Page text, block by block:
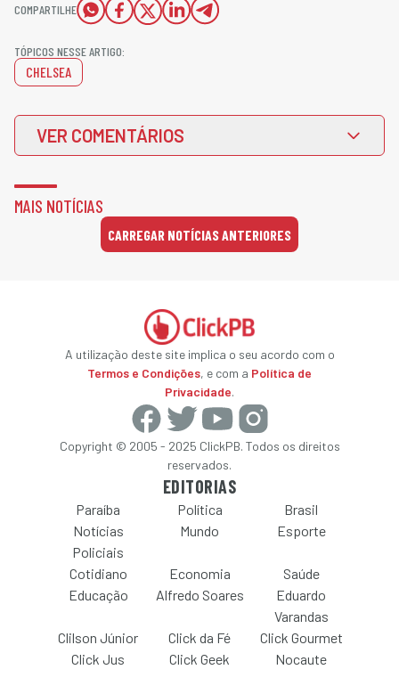
COMPARTILHE
TÓPICOS NESSE ARTIGO:
CHELSEA
VER COMENTÁRIOS
MAIS NOTÍCIAS
CARREGAR NOTÍCIAS ANTERIORES
A utilização deste site implica o seu acordo com o
Termos e Condições, e com a Política de
Privacidade.
Copyright © 2005 - 2025 ClickPB. Todos os direitos
reservados.
EDITORIAS
Paraíba Política
Brasil
Notícias
Policiais
Mundo Esporte
Cotidiano Economia
Saúde
Educação
Alfredo Soares
Eduardo
Varandas
Clilson Júnior
Click da Fé
Click Gourmet
Click Jus
Click Geek Nocaute